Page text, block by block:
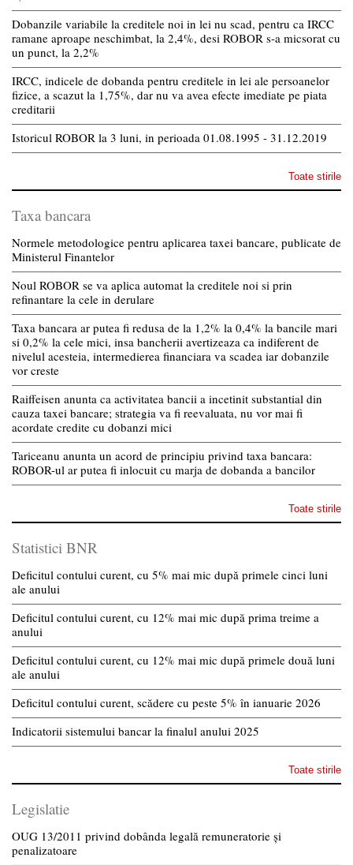
Dobanzile variabile la creditele noi in lei nu scad, pentru ca IRCC
ramane aproape neschimbat, la 2,4%, desi ROBOR s-a micsorat cu
un punct, la 2,2%
IRCC, indicele de dobanda pentru creditele in lei ale persoanelor
fizice, a scazut la 1,75%, dar nu va avea efecte imediate pe piata
creditarii
Istoricul ROBOR la 3 luni, in perioada 01.08.1995 - 31.12.2019
Toate stirile
Taxa bancara
Normele metodologice pentru aplicarea taxei bancare, publicate de
Ministerul Finantelor
Noul ROBOR se va aplica automat la creditele noi si prin
refinantare la cele in derulare
Taxa bancara ar putea fi redusa de la 1,2% la 0,4% la bancile mari
si 0,2% la cele mici, insa bancherii avertizeaza ca indiferent de
nivelul acesteia, intermedierea financiara va scadea iar dobanzile
vor creste
Raiffeisen anunta ca activitatea bancii a incetinit substantial din
cauza taxei bancare; strategia va fi reevaluata, nu vor mai fi
acordate credite cu dobanzi mici
Tariceanu anunta un acord de principiu privind taxa bancara:
ROBOR-ul ar putea fi inlocuit cu marja de dobanda a bancilor
Toate stirile
Statistici BNR
Deficitul contului curent, cu 5% mai mic după primele cinci luni
ale anului
Deficitul contului curent, cu 12% mai mic după prima treime a
anului
Deficitul contului curent, cu 12% mai mic după primele două luni
ale anului
Deficitul contului curent, scădere cu peste 5% în ianuarie 2026
Indicatorii sistemului bancar la finalul anului 2025
Toate stirile
Legislatie
OUG 13/2011 privind dobânda legală remuneratorie și
penalizatoare